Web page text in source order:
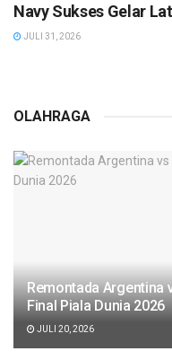
Navy Sukses Gelar
JULI 31, 2026
OLAHRAGA
Remontada Argentina
Final Piala Dunia 2026
JULI 20, 2026